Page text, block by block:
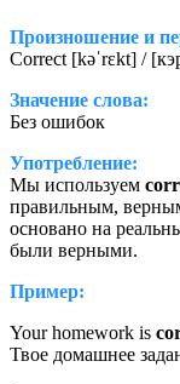
Произношение и
Correct [kəˈrɛkt] /
Значение слова:
Без ошибок
Употребление:
Мы используем
правильным,
основано на
были верными.
Пример:
Your homework is
Твое домашнее